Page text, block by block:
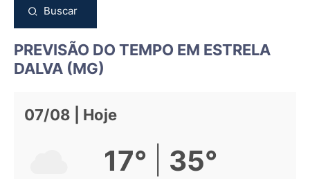
Buscar
PREVISÃO DO TEMPO EM ESTRELA
DALVA (MG)
07/08 | Hoje
17° 35°